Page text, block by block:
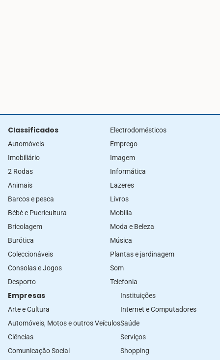
Classificados
Automòveis
Imobiliário
2 Rodas
Animais
Barcos e pesca
Bébé e Puericultura
Bricolagem
Burótica
Coleccionáveis
Consolas e Jogos
Desporto
Electrodomésticos
Emprego
Imagem
Informática
Lazeres
Livros
Mobilia
Moda e Beleza
Música
Plantas e jardinagem
Som
Telefonia
Empresas
Arte e Cultura
Automóveis, Motos e outros Veículos
Ciências
Comunicação Social
Instituições
Internet e Computadores
Saúde
Serviços
Shopping